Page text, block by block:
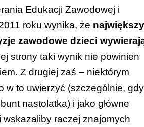
Edukacji Zawodowej i
roku wynika, że największy
zawodowe dzieci
strony taki wynik nie powinien
Z drugiej zaś – niektórym
w to uwierzyć (szczególnie, gdy
nastolatka) i jako główne
wskazaliby raczej znajomych